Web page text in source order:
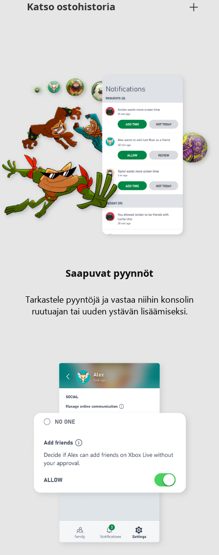
Katso ostohistoria
Saapuvat pyynnöt
Tarkastele pyyntöjä ja vastaa niihin konsolin
ruutuajan tai uuden ystävän lisäämiseksi.